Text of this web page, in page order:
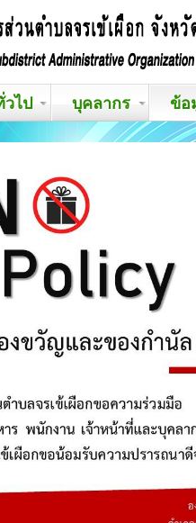
ไป บุคลากร ข้อ